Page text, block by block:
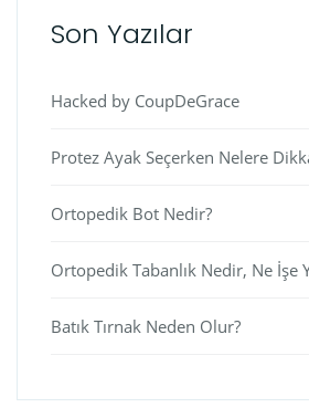
Son Yazılar
Hacked by CoupDeGrace
Protez Ayak Seçerken Nelere
Ortopedik Bot Nedir?
Ortopedik Tabanlık Nedir, Ne İşe
Batık Tırnak Neden Olur?